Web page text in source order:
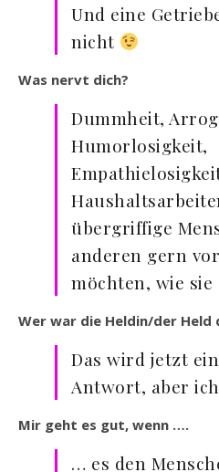
Und eine
nicht
Was nervt dich?
Dummheit,
Humorlosigkeit,
übergriffige
anderen gern
möchten, wie sie
Wer war die Heldin/der Held
Das wird jetzt
Antwort, aber
Mir geht es gut, wenn ….
… es den